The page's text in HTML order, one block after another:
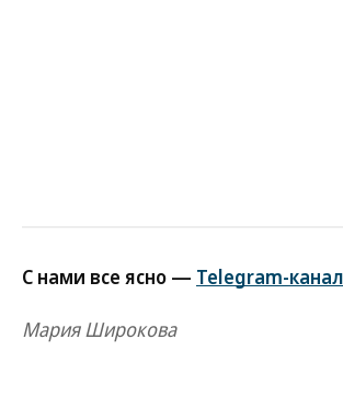
С нами все ясно — Telegram-
Мария Широкова